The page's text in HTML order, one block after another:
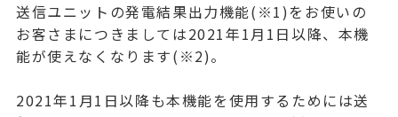
送信ユニットの発電結果出力機能(※1)をお使いの
お客さまにつきましては2021年1月1日以降、本機
能が使えなくなります(※2)。
2021年1月1日以降も本機能を使用するためには送